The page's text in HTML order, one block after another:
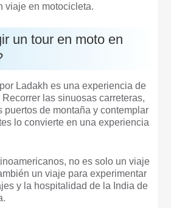
viaje en motocicleta.
un tour en moto en
Ladakh es una experiencia de
Recorrer las sinuosas carreteras,
puertos de montaña y contemplar
lo convierte en una experiencia
no es solo un viaje
un viaje para experimentar
y la hospitalidad de la India de